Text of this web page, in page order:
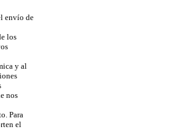
envío de
los
y al
nos
Para
el